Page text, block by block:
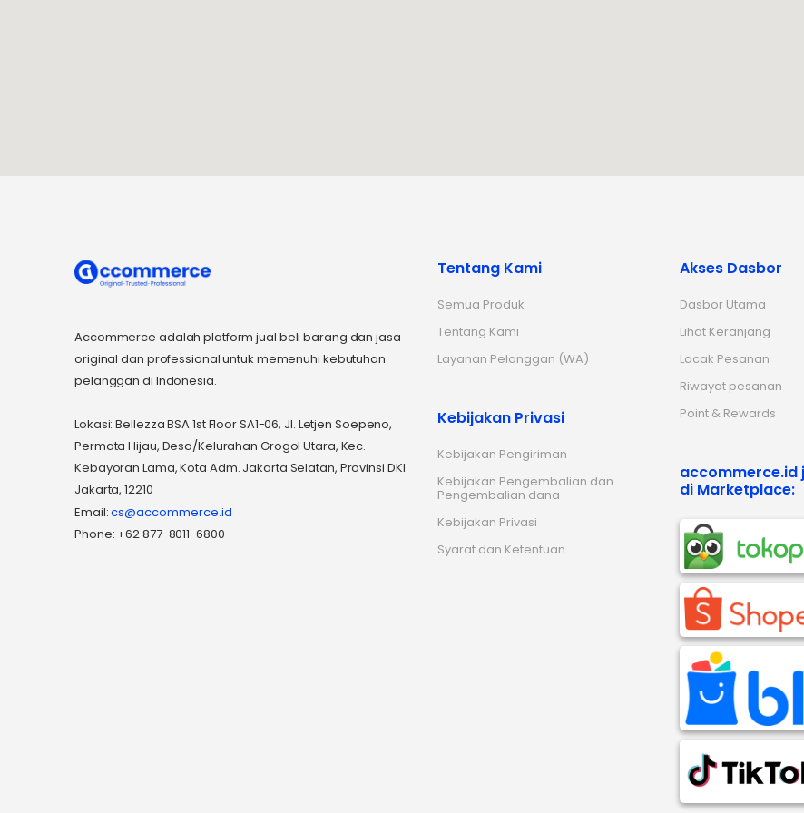
Accommerce adalah platform jual beli barang dan jasa
original dan professional untuk memenuhi kebutuhan
pelanggan di Indonesia.
Lokasi: Bellezza BSA 1st Floor SA1-06, Jl. Letjen Soepeno,
Permata Hijau, Desa/Kelurahan Grogol Utara, Kec.
Kebayoran Lama, Kota Adm. Jakarta Selatan, Provinsi DKI
Jakarta, 12210
Email:cs@accommerce.id
Phone: +62 877-8011-6800
Tentang Kami
Semua Produk
Tentang Kami
Layanan Pelanggan (WA)
Kebijakan Privasi
Kebijakan Pengiriman
Kebijakan Pengembalian dan
Pengembalian dana
Kebijakan Privasi
Syarat dan Ketentuan
Akses Dasbor
Dasbor Utama
Lihat Keranjang
Lacak Pesanan
Riwayat pesanan
Point & Rewards
accommerce.id
di Marketplace: